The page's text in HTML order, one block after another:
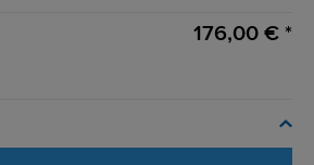
176,00 € *